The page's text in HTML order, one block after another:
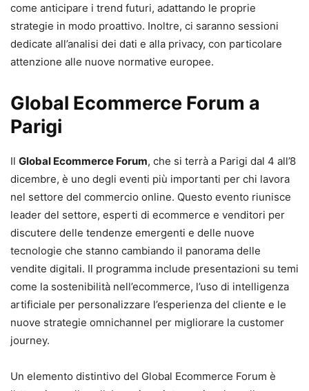
come anticipare i trend futuri, adattando le proprie
strategie in modo proattivo. Inoltre, ci saranno sessioni
dedicate all’analisi dei dati e alla privacy, con particolare
attenzione alle nuove normative europee.
Global Ecommerce Forum a
Parigi
Il Global Ecommerce Forum, che si terrà a Parigi dal 4 all’8
dicembre, è uno degli eventi più importanti per chi lavora
nel settore del commercio online. Questo evento riunisce
leader del settore, esperti di ecommerce e venditori per
discutere delle tendenze emergenti e delle nuove
tecnologie che stanno cambiando il panorama delle
vendite digitali. Il programma include presentazioni su temi
come la sostenibilità nell’ecommerce, l’uso di intelligenza
artificiale per personalizzare l’esperienza del cliente e le
nuove strategie omnichannel per migliorare la customer
journey.
Un elemento distintivo del Global Ecommerce Forum è